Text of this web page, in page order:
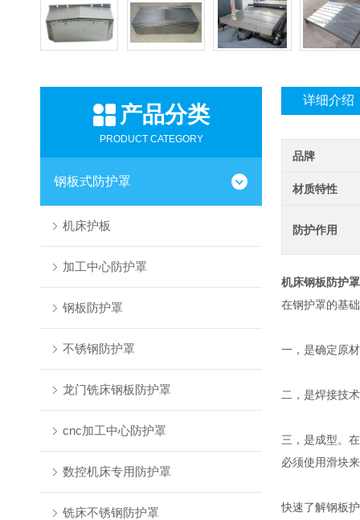
产品分类
PRODUCT CATEGORY
钢板式防护罩
机床护板
加工中心防护罩
钢板防护罩
不锈钢防护罩
龙门铣床钢板防护罩
cnc加工中心防护罩
数控机床专用防护罩
铣床不锈钢防护罩
详细介绍
品牌
材质特性
防护作用
机床钢板防护罩
在钢护罩的基
一，是确定原
二，是焊接技
三，是成型。
必须使用滑块
快速了解钢板